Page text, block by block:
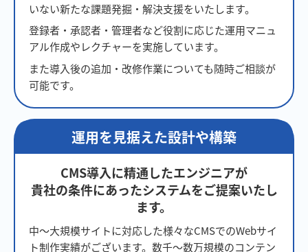
いない新たな課題発掘・解決支援をいたします。
登録者・承認者・管理者など役割に応じた運用マニュ
アル作成やレクチャーを実施しています。
また導入後の追加・改修作業についても随時ご相談が
可能です。
運用を見据えた設計や構築
CMS導入に精通したエンジニアが
貴社の条件にあったシステムをご提案いたし
ます。
中～大規模サイトに対応した様々なCMSでのWebサイ
ト制作実績がございます。数千～数万規模のコンテン